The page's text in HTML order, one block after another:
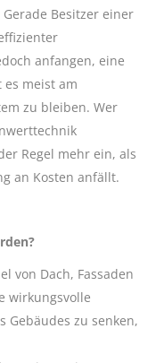
Besitzer einer
anfangen, eine
meist am
zu bleiben. Wer
Regel mehr ein, als
an Kosten anfällt.
von Dach, Fassaden
wirkungsvolle
Gebäudes zu senken,